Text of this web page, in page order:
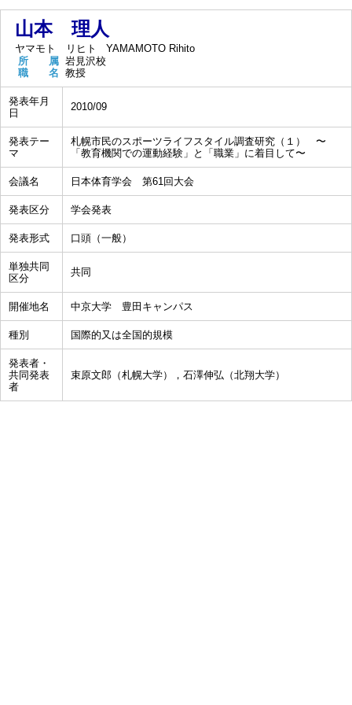
山本 理人
ヤマモト リヒト
YAMAMOTO Rihito
所 属 岩見沢校
職 名 教授
発表年月
日
2010/09
発表テー
マ
札幌市民のスポーツライフスタイル調査研究（１） 〜
「教育機関での運動経験」と「職業」に着目して〜
会議名 日本体育学会 第61回大会
発表区分 学会発表
発表形式 口頭（一般）
単独共同
区分
共同
開催地名 中京大学 豊田キャンパス
種別 国際的又は全国的規模
発表者・
共同発表
者
束原文郎（札幌大学），石澤伸弘（北翔大学）